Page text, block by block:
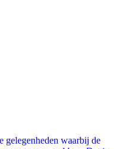
gelegenheden waarbij de